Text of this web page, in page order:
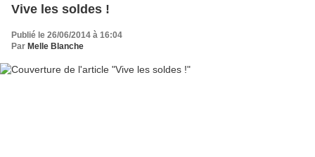
Vive les soldes !
Publié le 26/06/2014 à 16:04
Par Melle Blanche